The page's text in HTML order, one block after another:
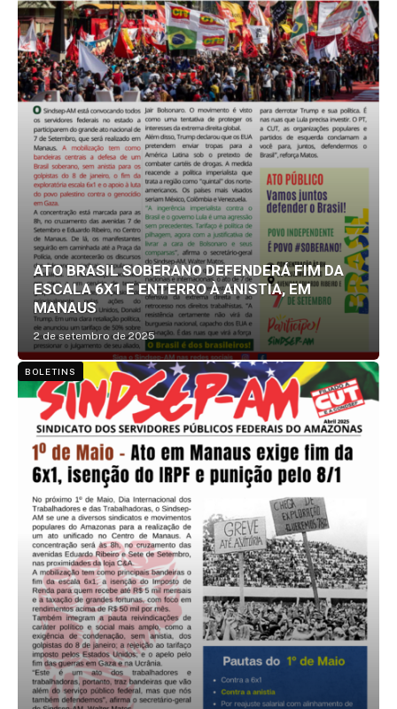
ATO BRASIL SOBERANO DEFENDERÁ FIM DA
ESCALA 6X1 E ENTERRO À ANISTIA, EM
MANAUS
2 de setembro de 2025
BOLETINS